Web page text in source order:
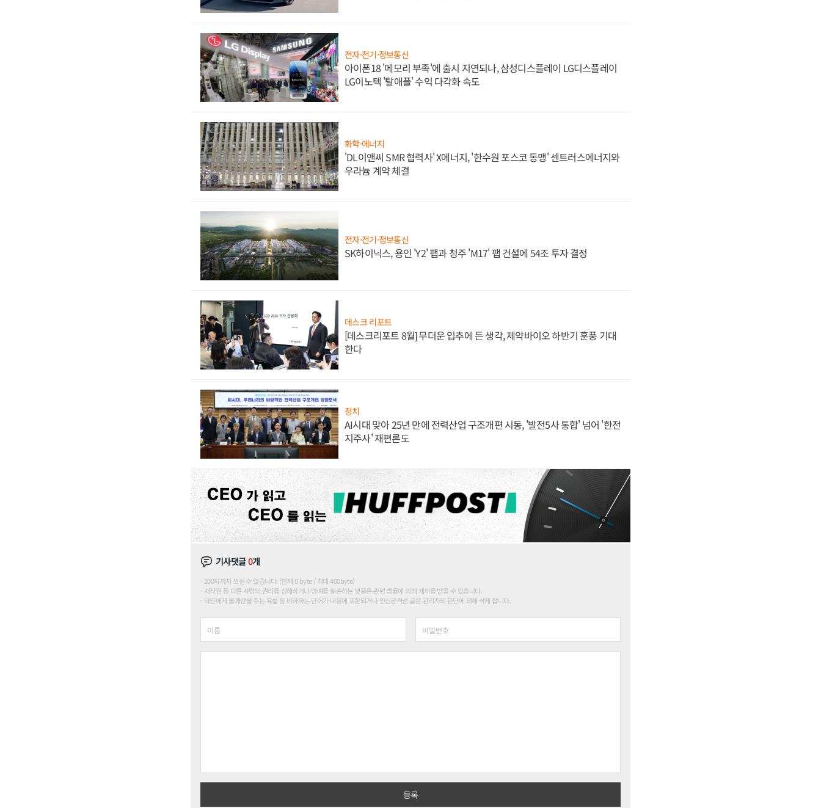
전자·전기·정보통신
아이폰18 '메모리 부족'에 출시 지연되나, 삼성디스플레이 LG디스플레이
LG이노텍 '탈애플' 수익 다각화 속도
화학·에너지
'DL이앤씨 SMR 협력사' X에너지, '한수원 포스코 동맹' 센트러스에너지와
우라늄 계약 체결
전자·전기·정보통신
SK하이닉스, 용인 'Y2' 팹과 청주 'M17' 팹 건설에 54조 투자 결정
데스크 리포트
[데스크리포트 8월] 무더운 입추에 든 생각, 제약바이오 하반기 훈풍 기대
한다
정치
AI시대 맞아 25년 만에 전력산업 구조개편 시동, '발전5사 통합' 넘어 '한전
지주사' 재편론도
기사댓글0개
200자까지 쓰실 수 있습니다. (현재 0 byte / 최대 400byte)
저작권 등 다른 사람의 권리를 침해하거나 명예를 훼손하는 댓글은 관련 법률에 의해 제재를 받을 수 있습니다.
타인에게 불쾌감을 주는 욕설 등 비하하는 단어가 내용에 포함되거나 인신공격성 글은 관리자의 판단에 의해 삭제 합니다.